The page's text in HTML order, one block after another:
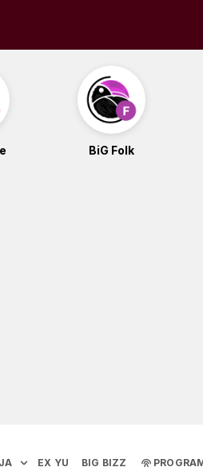
BiG Folk
EX YU BIG BIZZ